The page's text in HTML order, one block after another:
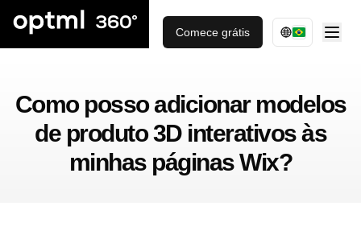
Comece grátis
Como posso adicionar modelos
de produto 3D interativos às
minhas páginas Wix?